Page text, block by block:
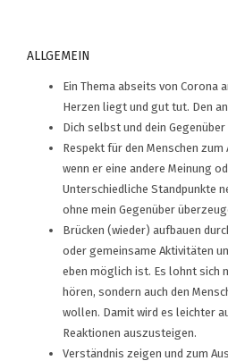
ALLGEMEIN
Ein Thema abseits von Corona
Herzen liegt und gut tut. Den
Dich selbst und dein
Respekt für den Menschen zum
wenn er eine andere Meinung
Unterschiedliche Standpunkte
ohne mein Gegenüber
Brücken (wieder) aufbauen
oder gemeinsame Aktivitäten
eben möglich ist. Es lohnt sich
hören, sondern auch den
wollen. Damit wird es leichter
Reaktionen auszusteigen.
Verständnis zeigen und zum